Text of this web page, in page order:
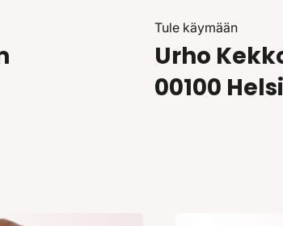
Tule käymään
Urho
00100